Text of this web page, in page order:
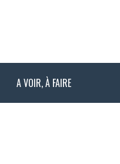
A VOIR, À FAIRE